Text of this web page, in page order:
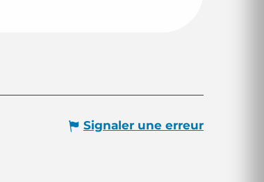
Signaler une erreur